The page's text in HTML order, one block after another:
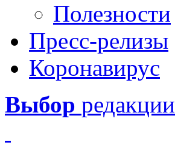
Полезности
Пресс-релизы
Коронавирус
Выбор редакции